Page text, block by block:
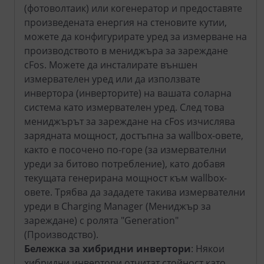
(фотоволтаик) или когенератор и предоставяте
произведената енергия на стеновите кутии,
можете да конфигурирате уред за измерване на
производството в мениджъра за зареждане
cFos. Можете да инсталирате външен
измервателен уред или да използвате
инвертора (инверторите) на вашата соларна
система като измервателен уред. След това
мениджърът за зареждане на cFos изчислява
зарядната мощност, достъпна за wallbox-овете,
както е посочено по-горе (за измервателни
уреди за битово потребление), като добавя
текущата генерирана мощност към wallbox-
овете. Трябва да зададете такива измервателни
уреди в Charging Manager (Мениджър за
зареждане) с ролята "Generation"
(Производство).
Бележка за хибридни инвертори: Някои